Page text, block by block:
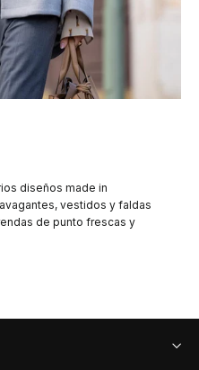
diseños made in
vestidos y faldas
de punto frescas y